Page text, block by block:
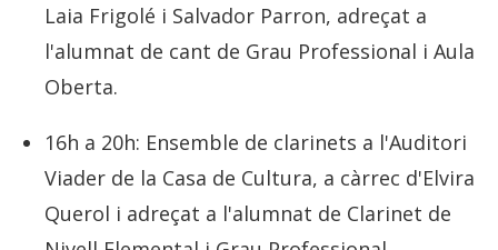
Laia Frigolé i Salvador Parron, adreçat a
l'alumnat de cant de Grau Professional i Aula
Oberta.
16h a 20h: Ensemble de clarinets a l'Auditori
Viader de la Casa de Cultura, a càrrec d'Elvira
Querol i adreçat a l'alumnat de Clarinet de